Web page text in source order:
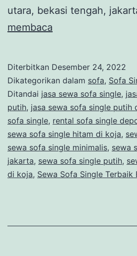
utara, bekasi tengah,
membaca
Terbaik
Bekasi
Timur
Diterbitkan Desember 24, 2022
Dikategorikan dalam sofa, Sofa
Ditandai jasa sewa sofa single,
putih, jasa sewa sofa single putih
sofa single, rental sofa single
sewa sofa single hitam di koja,
sewa sofa single minimalis, sewa
jakarta, sewa sofa single putih,
di koja, Sewa Sofa Single Terbaik